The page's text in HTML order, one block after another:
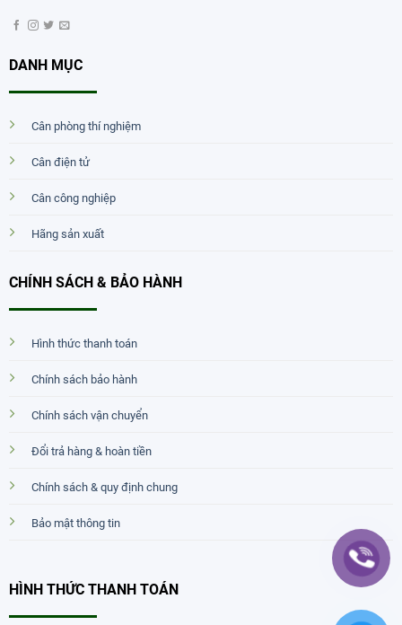
DANH MỤC
Cân phòng thí nghiệm
Cân điện tử
Cân công nghiệp
Hãng sản xuất
CHÍNH SÁCH & BẢO HÀNH
Hình thức thanh toán
Chính sách bảo hành
Chính sách vận chuyển
Đổi trả hàng & hoàn tiền
Chính sách & quy định chung
Bảo mật thông tin
HÌNH THỨC THANH TOÁN